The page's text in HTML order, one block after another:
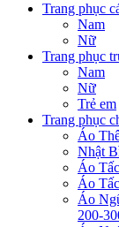
Trang phục
Nam
Nữ
Trang phục
Nam
Nữ
Trẻ em
Trang phục
Áo
Nhật
Áo
Áo
Áo
200-